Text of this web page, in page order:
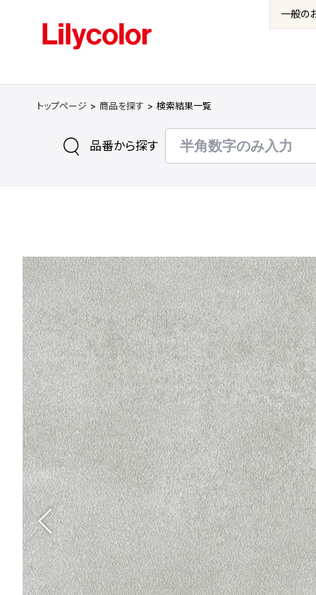
一般の
トップページ 商品を探す 検索結果一覧
品番から探す